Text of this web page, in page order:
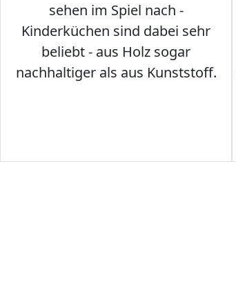
sehen im Spiel nach -
Kinderküchen sind dabei sehr
beliebt - aus Holz sogar
nachhaltiger als aus Kunststoff.